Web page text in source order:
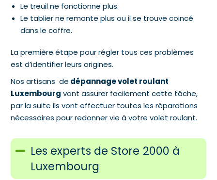
Le treuil ne fonctionne plus.
Le tablier ne remonte plus ou il se trouve coincé
dans le coffre.
La première étape pour régler tous ces problèmes
est d’identifier leurs origines.
Nos artisans de dépannage volet roulant
Luxembourg vont assurer facilement cette tâche,
par la suite ils vont effectuer toutes les réparations
nécessaires pour redonner vie à votre volet roulant.
Les experts de Store 2000 à
Luxembourg